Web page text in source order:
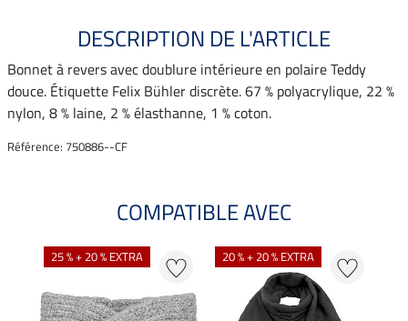
DESCRIPTION DE L'ARTICLE
Bonnet à revers avec doublure intérieure en polaire Teddy
douce. Étiquette Felix Bühler discrète. 67 % polyacrylique, 22 %
nylon, 8 % laine, 2 % élasthanne, 1 % coton.
Référence: 750886--CF
COMPATIBLE AVEC
25 % + 20 % EXTRA 20 % + 20 % EXTRA